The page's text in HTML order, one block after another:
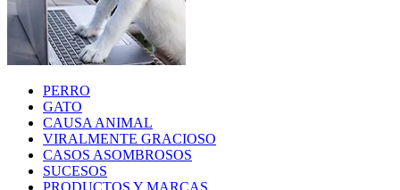
PERRO
GATO
CAUSA ANIMAL
VIRALMENTE GRACIOSO
CASOS ASOMBROSOS
SUCESOS
PRODUCTOS Y MARCAS